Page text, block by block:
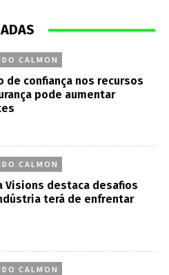
CALMON
de confiança nos recursos
pode aumentar
CALMON
Visions destaca desafios
terá de enfrentar
CALMON